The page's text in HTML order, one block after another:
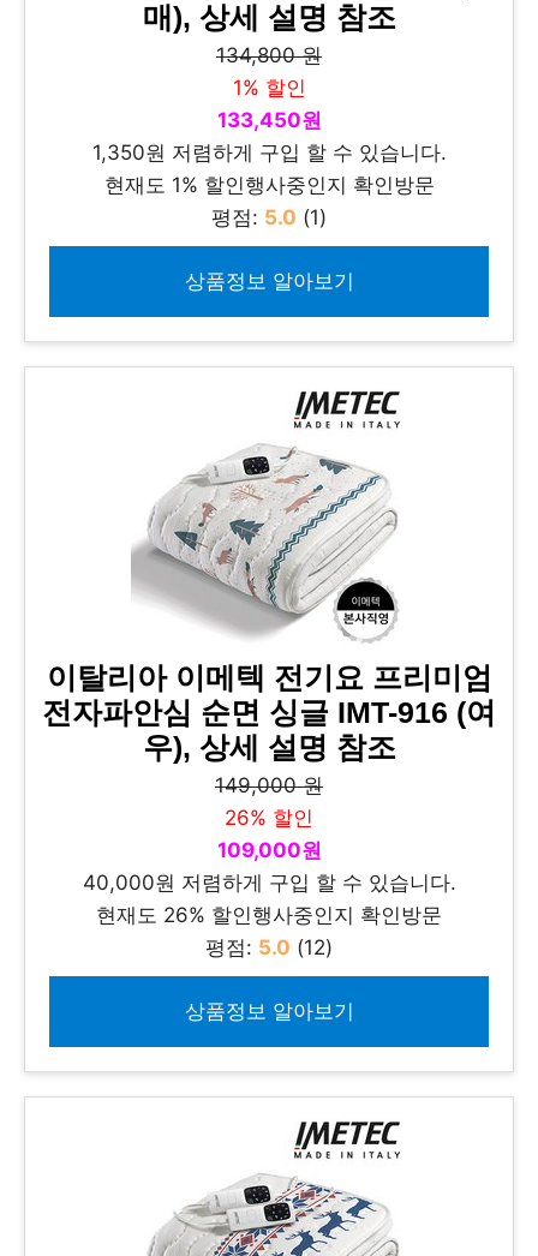
매), 상세 설명 참조
134,800 원
1% 할인
133,450원
1,350원 저렴하게 구입 할 수 있습니다.
현재도 1% 할인행사중인지 확인방문
평점: 5.0 (1)
상품정보 알아보기
이탈리아 이메텍 전기요 프리미엄
전자파안심 순면 싱글 IMT-916 (여
우), 상세 설명 참조
149,000 원
26% 할인
109,000원
40,000원 저렴하게 구입 할 수 있습니다.
현재도 26% 할인행사중인지 확인방문
평점: 5.0 (12)
상품정보 알아보기